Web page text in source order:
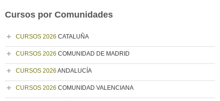
Cursos por Comunidades
CURSOS 2026 CATALUÑA
CURSOS 2026 COMUNIDAD DE MADRID
CURSOS 2026 ANDALUCÍA
CURSOS 2026 COMUNIDAD VALENCIANA